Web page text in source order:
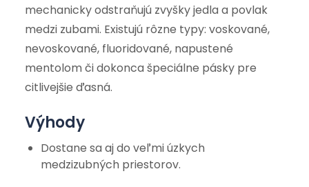
mechanicky odstraňujú zvyšky jedla a povlak
medzi zubami. Existujú rôzne typy: voskované,
nevoskované, fluoridované, napustené
mentolom či dokonca špeciálne pásky pre
citlivejšie ďasná.
Výhody
Dostane sa aj do veľmi úzkych
medzizubných priestorov.